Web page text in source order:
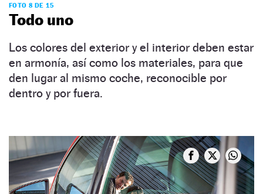
FOTO 8 DE 15
Todo uno
Los colores del exterior y el interior deben estar
en armonía, así como los materiales, para que
den lugar al mismo coche, reconocible por
dentro y por fuera.